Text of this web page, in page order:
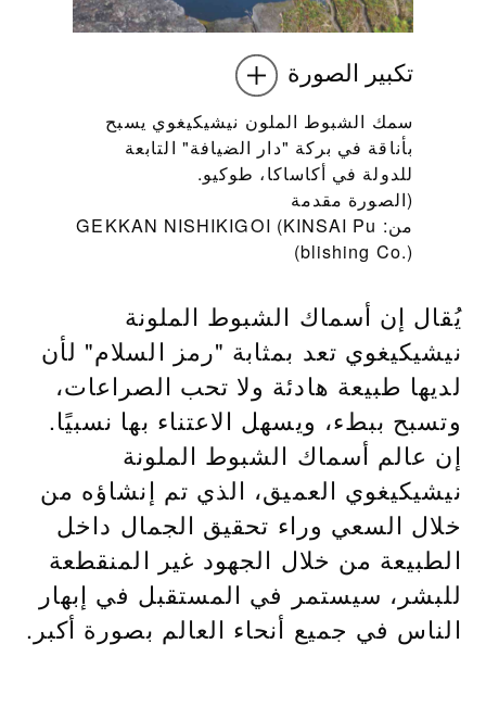
تكبير الصورة
سمك الشبوط الملون نيشيكيغوي يسبح
بأناقة في بركة "دار الضيافة" التابعة
للدولة في أكاساكا، طوكيو.
(الصورة مقدمة
من: GEKKAN NISHIKIGOI (KINSAI Pu
blishing Co.))
يُقال إن أسماك الشبوط الملونة
نيشيكيغوي تعد بمثابة "رمز السلام" لأن
لديها طبيعة هادئة ولا تحب الصراعات،
وتسبح ببطء، ويسهل الاعتناء بها نسبيًا.
إن عالم أسماك الشبوط الملونة
نيشيكيغوي العميق، الذي تم إنشاؤه من
خلال السعي وراء تحقيق الجمال داخل
الطبيعة من خلال الجهود غير المنقطعة
للبشر، سيستمر في المستقبل في إبهار
الناس في جميع أنحاء العالم بصورة أكبر.